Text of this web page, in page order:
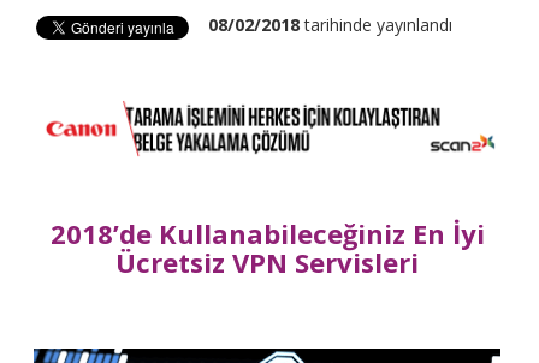
08/02/2018tarihinde yayınlandı
2018’de Kullanabileceğiniz En İyi
Ücretsiz VPN Servisleri